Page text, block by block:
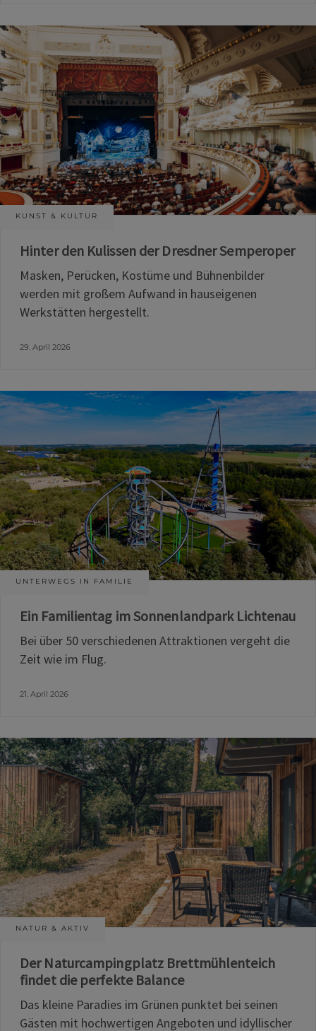
KUNST & KULTUR
Hinter den Kulissen der Dresdner Semperoper
Masken, Perücken, Kostüme und Bühnenbilder
werden mit großem Aufwand in hauseigenen
Werkstätten hergestellt.
29. April 2026
UNTERWEGS IN FAMILIE
Ein Familientag im Sonnenlandpark Lichtenau
Bei über 50 verschiedenen Attraktionen vergeht die
Zeit wie im Flug.
21. April 2026
NATUR & AKTIV
Der Naturcampingplatz Brettmühlenteich
findet die perfekte Balance
Das kleine Paradies im Grünen punktet bei seinen
Gästen mit hochwertigen Angeboten und idyllischer